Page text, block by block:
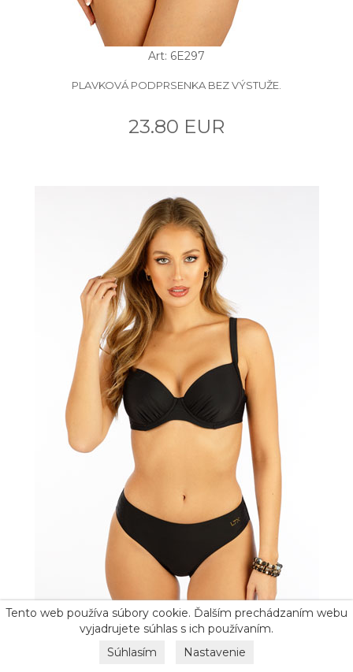
Art: 6E297
PLAVKOVÁ PODPRSENKA BEZ VÝSTUŽE.
23.80 EUR
Art: 50573
Tento web používa súbory cookie. Ďalším prechádzaním webu
vyjadrujete súhlas s ich používaním.
Súhlasím
Nastavenie